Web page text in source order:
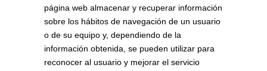
página web almacenar y recuperar información
sobre los hábitos de navegación de un usuario
o de su equipo y, dependiendo de la
información obtenida, se pueden utilizar para
reconocer al usuario y mejorar el servicio